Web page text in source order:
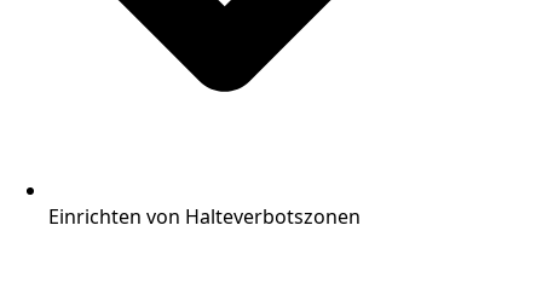
Einrichten von Halteverbotszonen